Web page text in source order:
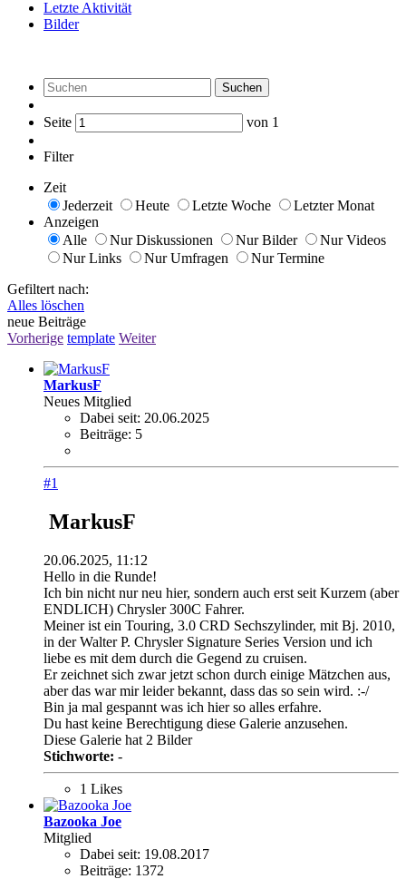
Letzte Aktivität
Bilder
Suchen
Seite von 1
Filter
Zeit
Jederzeit
Heute Letzte Woche
Letzter Monat
Anzeigen
Alle
Nur Diskussionen Nur Bilder
Nur Videos
Nur Links
Nur Umfragen
Nur Termine
Gefiltert nach:
Alles löschen
neue Beiträge
Vorherige template Weiter
MarkusF
Neues Mitglied
Dabei seit: 20.06.2025
Beiträge: 5
#1
MarkusF
20.06.2025, 11:12
Hello in die Runde!
Ich bin nicht nur neu hier, sondern auch erst seit Kurzem (aber
ENDLICH) Chrysler 300C Fahrer.
Meiner ist ein Touring, 3.0 CRD Sechszylinder, mit Bj. 2010,
in der Walter P. Chrysler Signature Series Version und ich
liebe es mit dem durch die Gegend zu cruisen.
Er zeichnet sich zwar jetzt schon durch einige Mätzchen aus,
aber das war mir leider bekannt, dass das so sein wird. :-/
Bin ja mal gespannt was ich hier so alles erfahre.
Du hast keine Berechtigung diese Galerie anzusehen.
Diese Galerie hat 2 Bilder
Stichworte: -
1 Likes
Bazooka Joe
Mitglied
Dabei seit: 19.08.2017
Beiträge: 1372